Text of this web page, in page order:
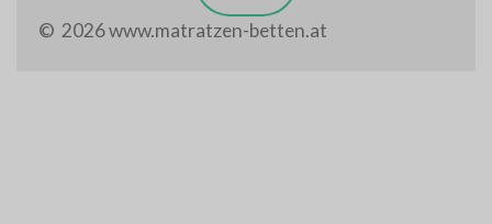
© 2026 www.matratzen-betten.at